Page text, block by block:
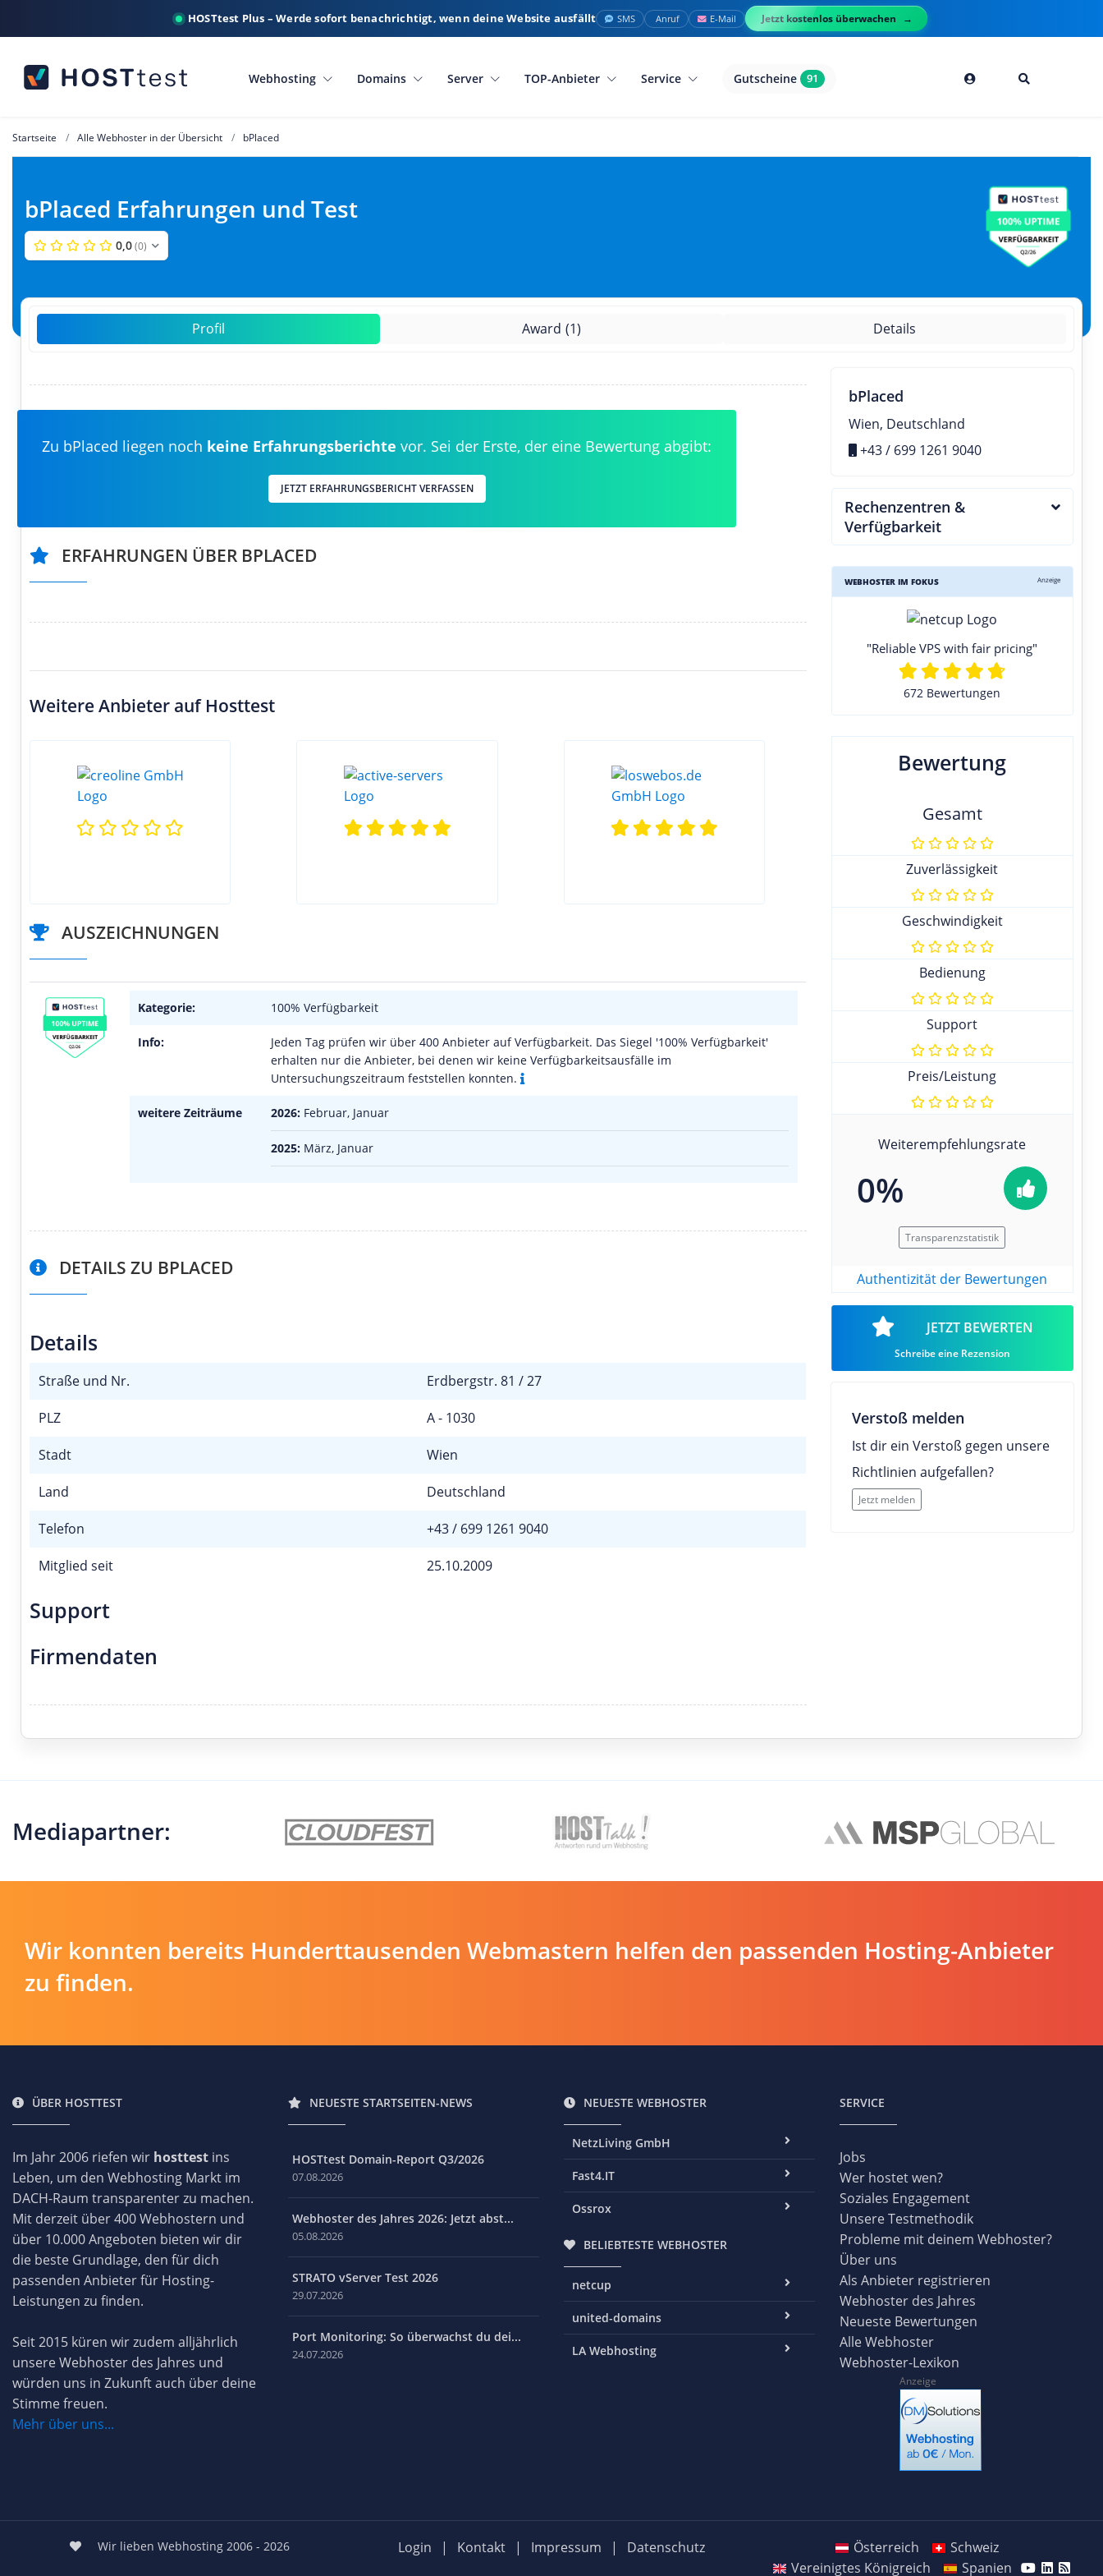
HOSTtest Plus – Werde sofort benachrichtigt, wenn deine Website ausfällt SMS Anruf E-Mail Jetzt kostenlos überwachen
Webhosting Domains Server TOP-Anbieter Service Gutscheine 91
Startseite Alle Webhoster in der Übersicht bPlaced
bPlaced Erfahrungen und Test
0,0 (0)
Profil Award (1) Details
Zu bPlaced liegen noch keine Erfahrungsberichte vor. Sei der Erste, der eine Bewertung abgibt:
JETZT ERFAHRUNGSBERICHT VERFASSEN
ERFAHRUNGEN ÜBER BPLACED
Weitere Anbieter auf Hosttest
AUSZEICHNUNGEN
Kategorie: 100% Verfügbarkeit
Info:
Jeden Tag prüfen wir über 400 Anbieter auf Verfügbarkeit. Das Siegel '100% Verfügbarkeit'
erhalten nur die Anbieter, bei denen wir keine Verfügbarkeitsausfälle im
Untersuchungszeitraum feststellen konnten.
weitere Zeiträume 2026: Februar, Januar
2025: März, Januar
DETAILS ZU BPLACED
Details
Straße und Nr. Erdbergstr. 81 / 27
PLZ A - 1030
Stadt Wien
Land Deutschland
Telefon +43 / 699 1261 9040
Mitglied seit 25.10.2009
Support
Firmendaten
bPlaced
Wien, Deutschland
+43 / 699 1261 9040
Rechenzentren &
Verfügbarkeit
WEBHOSTER IM FOKUS Anzeige
"Reliable VPS with fair pricing"
672 Bewertungen
Bewertung
Gesamt
Zuverlässigkeit
Geschwindigkeit
Bedienung
Support
Preis/Leistung
Weiterempfehlungsrate
0%
Transparenzstatistik
Authentizität der Bewertungen
JETZT BEWERTEN
Schreibe eine Rezension
Verstoß melden
Ist dir ein Verstoß gegen unsere
Richtlinien aufgefallen?
Jetzt melden
Mediapartner:
Wir konnten bereits Hunderttausenden Webmastern helfen den passenden Hosting-Anbieter
zu finden.
ÜBER HOSTTEST
Im Jahr 2006 riefen wir hosttest ins
Leben, um den Webhosting Markt im
DACH-Raum transparenter zu machen.
Mit derzeit über 400 Webhostern und
über 10.000 Angeboten bieten wir dir
die beste Grundlage, den für dich
passenden Anbieter für Hosting-
Leistungen zu finden.
Seit 2015 küren wir zudem alljährlich
unsere Webhoster des Jahres und
würden uns in Zukunft auch über deine
Stimme freuen.
Mehr über uns...
NEUESTE STARTSEITEN-NEWS
HOSTtest Domain-Report Q3/2026
07.08.2026
Webhoster des Jahres 2026: Jetzt abst...
05.08.2026
STRATO vServer Test 2026
29.07.2026
Port Monitoring: So überwachst du dei...
24.07.2026
NEUESTE WEBHOSTER
NetzLiving GmbH
Fast4.IT
Ossrox
BELIEBTESTE WEBHOSTER
netcup
united-domains
LA Webhosting
SERVICE
Jobs
Wer hostet wen?
Soziales Engagement
Unsere Testmethodik
Probleme mit deinem Webhoster?
Über uns
Als Anbieter registrieren
Webhoster des Jahres
Neueste Bewertungen
Alle Webhoster
Webhoster-Lexikon
Anzeige
Wir lieben Webhosting 2006 - 2026 Login | Kontakt | Impressum | Datenschutz Österreich
Schweiz
Vereinigtes Königreich
Spanien